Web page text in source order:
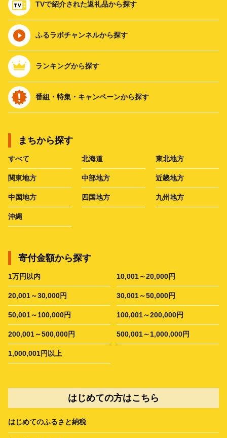
TVで紹介された返礼品から探す
ふるラボチャンネルから探す
ランキングから探す
番組・特集・キャンペーンから探す
まちから探す
すべて 北海道 東北地方
関東地方 中部地方 近畿地方
中国地方 四国地方 九州地方
沖縄
寄付金額から探す
1万円以内 10,001～20,000円
20,001～30,000円 30,001～50,000円
50,001～100,000円 100,001～200,000円
200,001～500,000円 500,001～1,000,000円
1,000,001円以上
はじめての方はこちら
はじめてのふるさと納税